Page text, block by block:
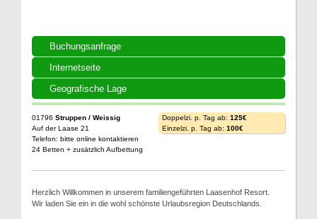
Buchungsanfrage
Internetseite
Geografische Lage
01796 Struppen / Weissig
Auf der Laase 21
Telefon: bitte online kontaktieren
24 Betten + zusätzlich Aufbettung
Doppelzi. p. Tag ab: 125€
Einzelzi. p. Tag ab: 100€
Herzlich Willkommen in unserem familiengeführten Laasenhof Resort.
Wir laden Sie ein in die wohl schönste Urlaubsregion Deutschlands.